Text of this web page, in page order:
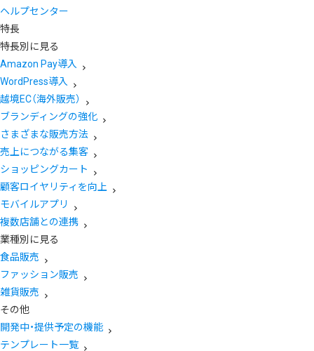
ヘルプセンター
特長
特長別に見る
Amazon Pay導入
WordPress導入
越境EC（海外販売）
ブランディングの強化
さまざまな販売方法
売上につながる集客
ショッピングカート
顧客ロイヤリティを向上
モバイルアプリ
複数店舗との連携
業種別に見る
食品販売
ファッション販売
雑貨販売
その他
開発中・提供予定の機能
テンプレート一覧